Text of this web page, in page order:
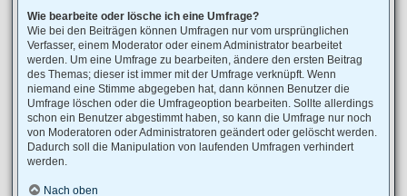
Wie bearbeite oder lösche ich eine Umfrage?
Wie bei den Beiträgen können Umfragen nur vom ursprünglichen
Verfasser, einem Moderator oder einem Administrator bearbeitet
werden. Um eine Umfrage zu bearbeiten, ändere den ersten Beitrag
des Themas; dieser ist immer mit der Umfrage verknüpft. Wenn
niemand eine Stimme abgegeben hat, dann können Benutzer die
Umfrage löschen oder die Umfrageoption bearbeiten. Sollte allerdings
schon ein Benutzer abgestimmt haben, so kann die Umfrage nur noch
von Moderatoren oder Administratoren geändert oder gelöscht werden.
Dadurch soll die Manipulation von laufenden Umfragen verhindert
werden.
Nach oben